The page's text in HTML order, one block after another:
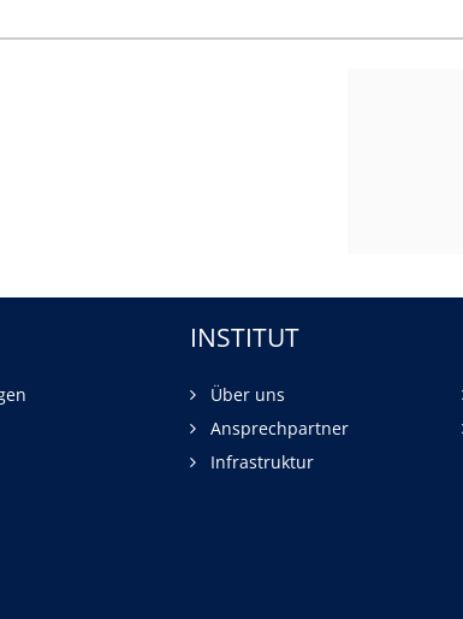
INSTITUT
Über uns
Ansprechpartner
Infrastruktur